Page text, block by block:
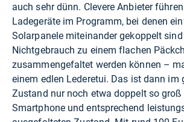
auch sehr dünn. Clevere Anbieter
Ladegeräte im Programm, bei denen
Solarpanele miteinander gekoppelt
Nichtgebrauch zu einem flachen
zusammengefaltet werden können –
einem edlen Lederetui. Das ist dann im
Zustand nur noch etwa doppelt so groß
Smartphone und entsprechend